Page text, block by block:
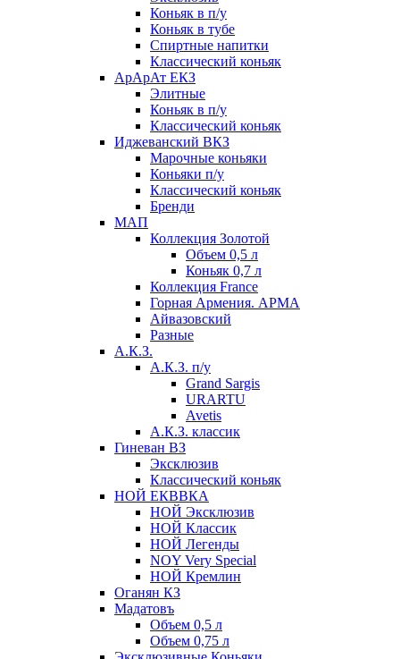
Коньяк в п/у
Коньяк в тубе
Спиртные напитки
Классический коньяк
АрАрАт ЕКЗ
Элитные
Коньяк в п/у
Классический коньяк
Иджеванский ВКЗ
Марочные коньяки
Коньяки п/у
Классический коньяк
Бренди
МАП
Коллекция Золотой
Объем 0,5 л
Коньяк 0,7 л
Коллекция France
Горная Армения. АРМА
Айвазовский
Разные
А.К.З.
А.К.З. п/у
Grand Sargis
URARTU
Avetis
А.К.З. классик
Гиневан ВЗ
Эксклюзив
Классический коньяк
НОЙ ЕКВВКА
НОЙ Эксклюзив
НОЙ Классик
НОЙ Легенды
NOY Very Speсial
НОЙ Кремлин
Оганян КЗ
Мадатовъ
Объем 0,5 л
Объем 0,75 л